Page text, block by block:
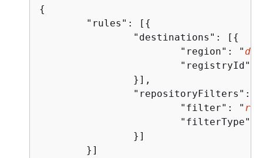
{
	"rules": [
{
		"destinations": [
{
			"region": "
"registryId":
		"repositoryFilters": [
			"filter": "